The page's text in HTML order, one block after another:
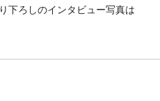
下ろしのインタビュー写真は